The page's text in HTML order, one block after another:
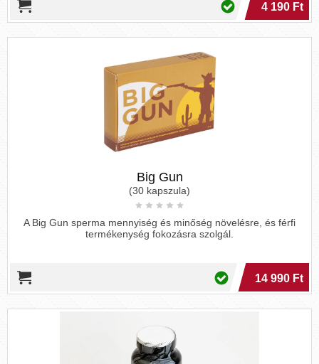
4 190 Ft
Big Gun
(30 kapszula)
A Big Gun sperma mennyiség és minőség növelésre, és férfi
termékenység fokozásra szolgál.
14 990 Ft